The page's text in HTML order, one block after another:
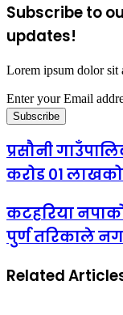
Subscribe to
updates!
Lorem ipsum dolor sit
Enter your Email
प्रसौनी
करोड ०१
कटहरिया
पुर्ण तरिकाले
Related